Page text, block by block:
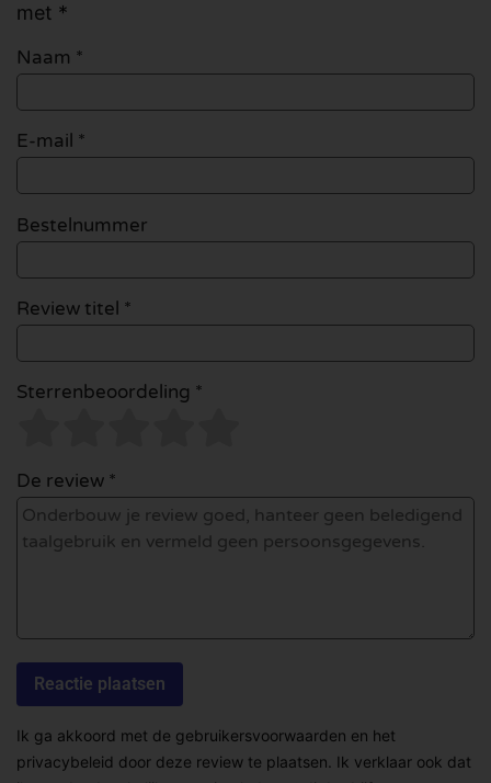
met *
Naam *
E-mail *
Bestelnummer
Review titel *
Sterrenbeoordeling *
De review *
Ik ga akkoord met de gebruikersvoorwaarden en het
privacybeleid door deze review te plaatsen. Ik verklaar ook dat